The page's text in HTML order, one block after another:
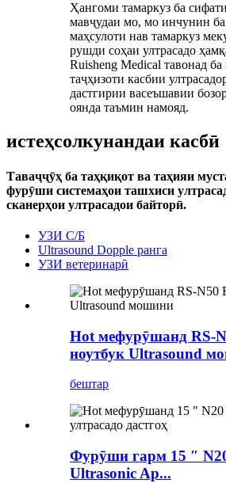
Ҳангоми тамаркуз ба
мавҷудаи мо, мо инчунин ба
маҳсулоти нав тамаркуз
рушди соҳаи ултрасадо
Ruisheng Medical тавонад
таҷҳизоти касбии
дастгирии васеъшавии
оянда таъмин намояд.
истеҳсолкунандаи касбӣ
Таваҷҷӯҳ ба таҳқиқот ва таҳияи
фурӯши системаҳои ташхиси
сканерҳои ултрасадои байторӣ.
УЗИ С/Б
Ultrasound Dopple ранга
УЗИ ветеринарӣ
Hot мефурӯшанд RS-
ноутбук Ultrasound
бештар
Фурӯши гарм 15 ″
Ultrasonic Ap...